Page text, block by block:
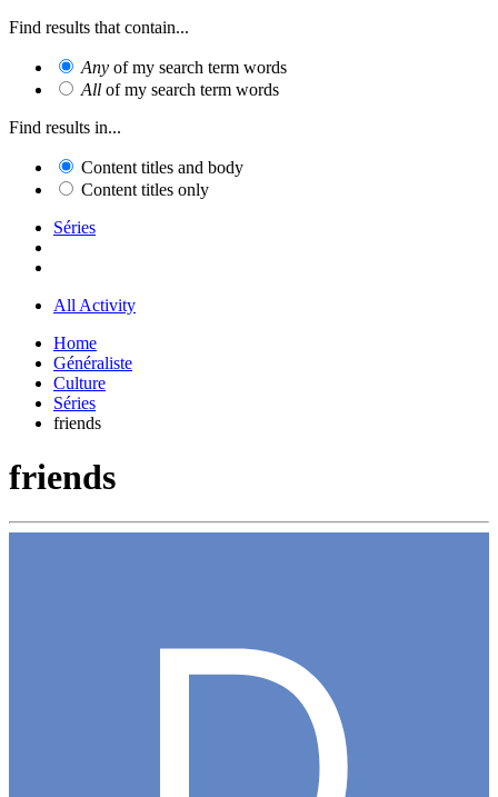
Find results that contain...
Any of my search term words
All of my search term words
Find results in...
Content titles and body
Content titles only
Séries
All Activity
Home
Généraliste
Culture
Séries
friends
friends